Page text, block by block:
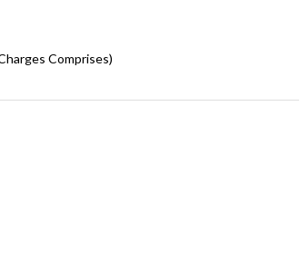
Comprises)